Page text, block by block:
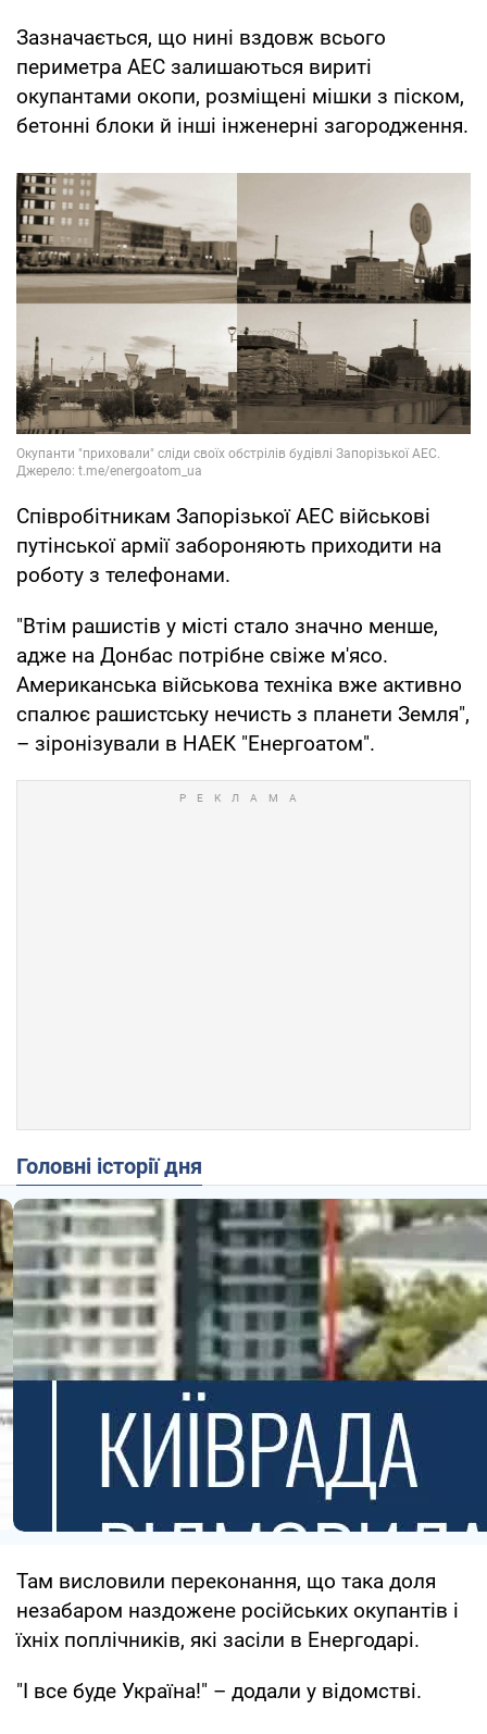
Зазначається, що нині вздовж всього
периметра АЕС залишаються вириті
окупантами окопи, розміщені мішки з піском,
бетонні блоки й інші інженерні загородження.
Співробітникам Запорізької АЕС військові
путінської армії забороняють приходити на
роботу з телефонами.
"Втім рашистів у місті стало значно менше,
адже на Донбас потрібне свіже м'ясо.
Американська військова техніка вже активно
спалює рашистську нечисть з планети Земля",
– зіронізували в НАЕК "Енергоатом".
Головні історії дня
Там висловили переконання, що така доля
незабаром наздожене російських окупантів і
їхніх поплічників, які засіли в Енергодарі.
"І все буде Україна!" – додали у відомстві.